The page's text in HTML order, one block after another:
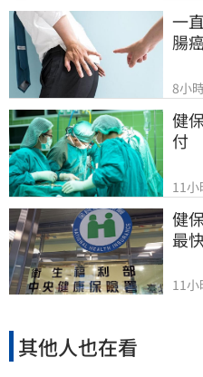
一
腸
8小
健
付
11小
健
最
11小
其他人也在看